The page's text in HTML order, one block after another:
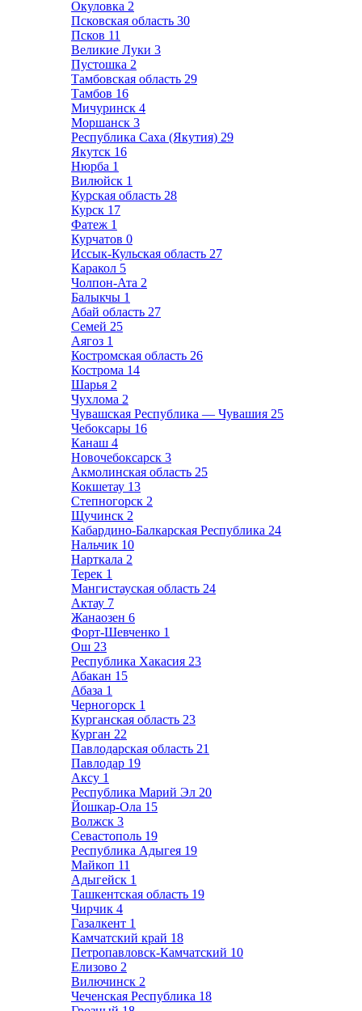
Окуловка 2
Псковская область 30
Псков 11
Великие Луки 3
Пустошка 2
Тамбовская область 29
Тамбов 16
Мичуринск 4
Моршанск 3
Республика Саха (Якутия) 29
Якутск 16
Нюрба 1
Вилюйск 1
Курская область 28
Курск 17
Фатеж 1
Курчатов 0
Иссык-Кульская область 27
Каракол 5
Чолпон-Ата 2
Балыкчы 1
Абай область 27
Семей 25
Аягоз 1
Костромская область 26
Кострома 14
Шарья 2
Чухлома 2
Чувашская Республика — Чувашия 25
Чебоксары 16
Канаш 4
Новочебоксарск 3
Акмолинская область 25
Кокшетау 13
Степногорск 2
Щучинск 2
Кабардино-Балкарская Республика 24
Нальчик 10
Нарткала 2
Терек 1
Мангистауская область 24
Актау 7
Жанаозен 6
Форт-Шевченко 1
Ош 23
Республика Хакасия 23
Абакан 15
Абаза 1
Черногорск 1
Курганская область 23
Курган 22
Павлодарская область 21
Павлодар 19
Аксу 1
Республика Марий Эл 20
Йошкар-Ола 15
Волжск 3
Севастополь 19
Республика Адыгея 19
Майкоп 11
Адыгейск 1
Ташкентская область 19
Чирчик 4
Газалкент 1
Камчатский край 18
Петропавловск-Камчатский 10
Елизово 2
Вилючинск 2
Чеченская Республика 18